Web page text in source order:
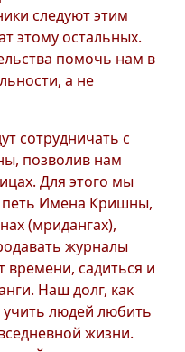
следуют этим
этому остальных.
помочь нам в
а не
сотрудничать с
позволив нам
Для этого мы
Имена Кришны,
(мридангах),
журналы
садиться и
Наш долг, как
людей любить
жизни.